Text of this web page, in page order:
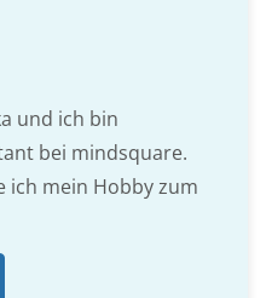
und ich bin
bei mindsquare.
ich mein Hobby zum